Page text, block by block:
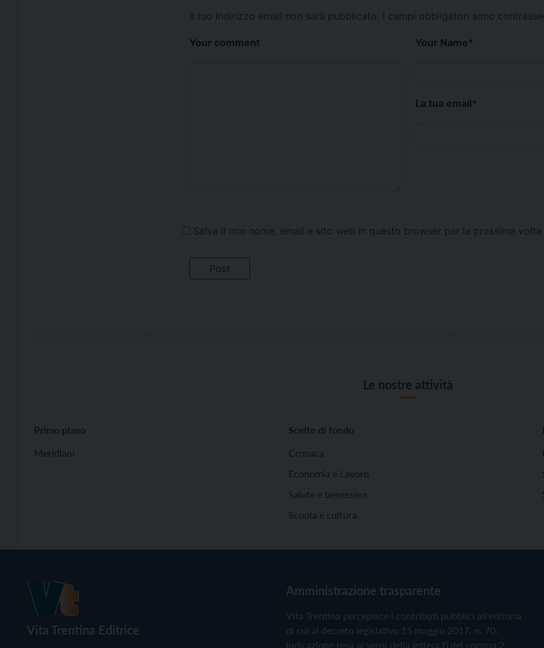
Il tuo indirizzo email non sarà pubblicato. I campi obbligatori sono
Your comment Your Name*
La tua email*
Salva il mio nome, email e sito web in questo browser per la prossima
Le nostre attività
Primo piano
Meridiani
Scelte di fondo
Cronaca
Economia e Lavoro
Salute e benessere
Scuola e cultura
Vita Trentina Editrice
Amministrazione trasparente
Vita Trentina percepisce i contributi pubblici all'editoria
di cui al decreto legislativo 15 maggio 2017, n. 70.
Indicazione resa ai sensi della lettera f) del comma 2